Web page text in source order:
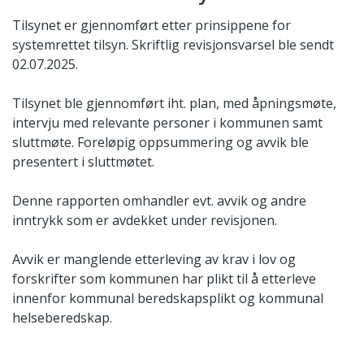
Tilsynet er gjennomført etter prinsippene for
systemrettet tilsyn. Skriftlig revisjonsvarsel ble sendt
02.07.2025.
Tilsynet ble gjennomført iht. plan, med åpningsmøte,
intervju med relevante personer i kommunen samt
sluttmøte. Foreløpig oppsummering og avvik ble
presentert i sluttmøtet.
Denne rapporten omhandler evt. avvik og andre
inntrykk som er avdekket under revisjonen.
Avvik er manglende etterleving av krav i lov og
forskrifter som kommunen har plikt til å etterleve
innenfor kommunal beredskapsplikt og kommunal
helseberedskap.